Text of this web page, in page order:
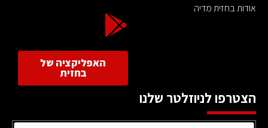
אודות בחזית מדיה
האפליקציה של
בחזית
הצטרפו לניוזלטר שלנו